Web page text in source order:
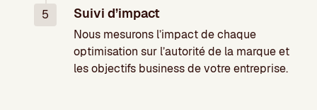
5 Suivi d’impact
Nous mesurons l’impact de chaque
optimisation sur l’autorité de la marque et
les objectifs business de votre entreprise.